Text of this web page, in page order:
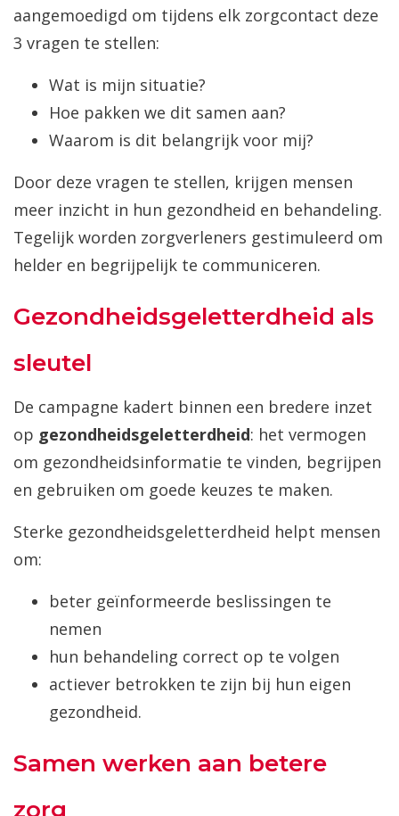
aangemoedigd om tijdens elk zorgcontact deze
3 vragen te stellen:
Wat is mijn situatie?
Hoe pakken we dit samen aan?
Waarom is dit belangrijk voor mij?
Door deze vragen te stellen, krijgen mensen
meer inzicht in hun gezondheid en behandeling.
Tegelijk worden zorgverleners gestimuleerd om
helder en begrijpelijk te communiceren.
Gezondheidsgeletterdheid als
sleutel
De campagne kadert binnen een bredere inzet
op gezondheidsgeletterdheid: het vermogen
om gezondheidsinformatie te vinden, begrijpen
en gebruiken om goede keuzes te maken.
Sterke gezondheidsgeletterdheid helpt mensen
om:
beter geïnformeerde beslissingen te
nemen
hun behandeling correct op te volgen
actiever betrokken te zijn bij hun eigen
gezondheid.
Samen werken aan betere
zorg